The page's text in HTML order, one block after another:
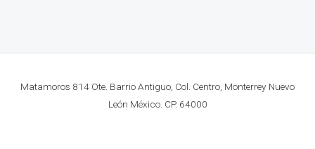
Matamoros 814 Ote. Barrio Antiguo, Col. Centro, Monterrey Nuevo
León México. CP. 64000